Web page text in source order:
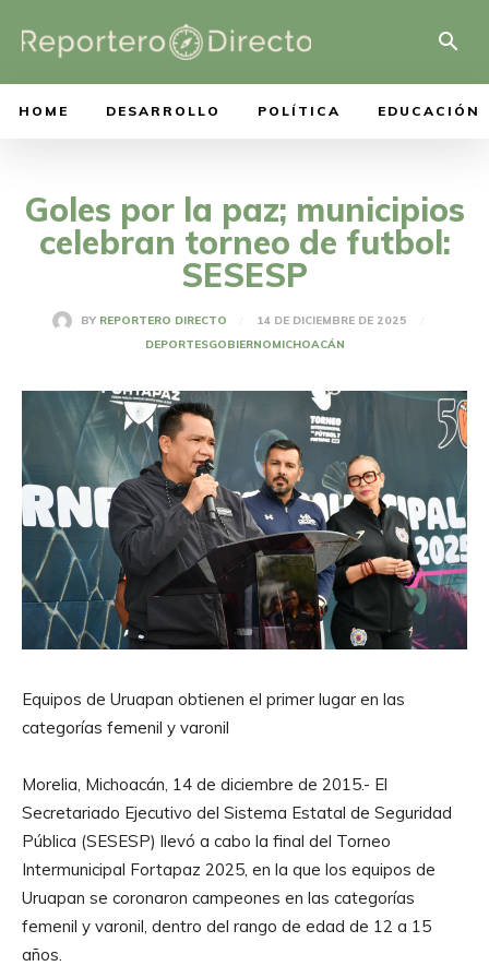
HOME DESARROLLO POLÍTICA EDUCACIÓN
Goles por la paz; municipios
celebran torneo de futbol:
SESESP
BY REPORTERO DIRECTO
14 DE DICIEMBRE DE 2025
DEPORTESGOBIERNOMICHOACÁN
Equipos de Uruapan obtienen el primer lugar en las
categorías femenil y varonil
Morelia, Michoacán, 14 de diciembre de 2015.- El
Secretariado Ejecutivo del Sistema Estatal de Seguridad
Pública (SESESP) llevó a cabo la final del Torneo
Intermunicipal Fortapaz 2025, en la que los equipos de
Uruapan se coronaron campeones en las categorías
femenil y varonil, dentro del rango de edad de 12 a 15
años.